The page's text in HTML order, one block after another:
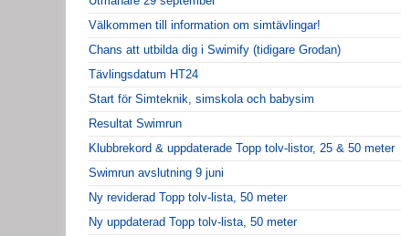
Välkommen till information om simtävlingar!
Chans att utbilda dig i Swimify (tidigare Grodan)
Tävlingsdatum HT24
Start för Simteknik, simskola och babysim
Resultat Swimrun
Klubbrekord & uppdaterade Topp tolv-listor, 25 & 50 meter
Swimrun avslutning 9 juni
Ny reviderad Topp tolv-lista, 50 meter
Ny uppdaterad Topp tolv-lista, 50 meter